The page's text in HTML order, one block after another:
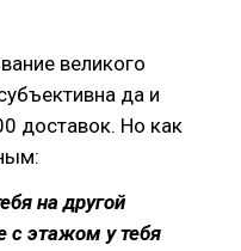
великого
да и
доставок. Но как
на другой
с этажом у тебя